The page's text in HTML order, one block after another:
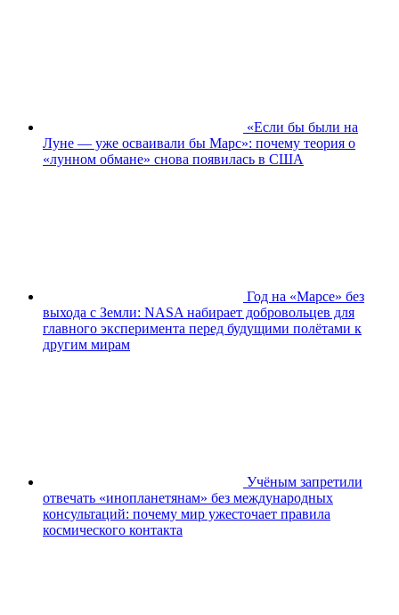
«Если бы были на
Луне — уже осваивали бы Марс»: почему теория о
«лунном обмане» снова появилась в США
Год на «Марсе» без
выхода с Земли: NASA набирает добровольцев для
главного эксперимента перед будущими полётами к
другим мирам
Учёным запретили
отвечать «инопланетянам» без международных
консультаций: почему мир ужесточает правила
космического контакта